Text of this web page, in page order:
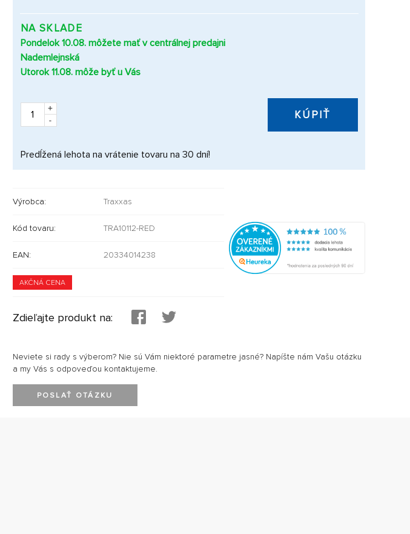
NA SKLADE
Pondelok 10.08. môžete mať v centrálnej predajni
Nademlejnská
Utorok 11.08. môže byť u Vás
+
-
KÚPIŤ
Predĺžená lehota na vrátenie tovaru na 30 dní!
Výrobca: Traxxas
Kód tovaru: TRA10112-RED
EAN: 20334014238
AKČNÁ CENA
Zdieľajte produkt na:
Neviete si rady s výberom? Nie sú Vám niektoré parametre jasné? Napíšte nám Vašu otázku
a my Vás s odpoveďou kontaktujeme.
POSLAŤ OTÁZKU